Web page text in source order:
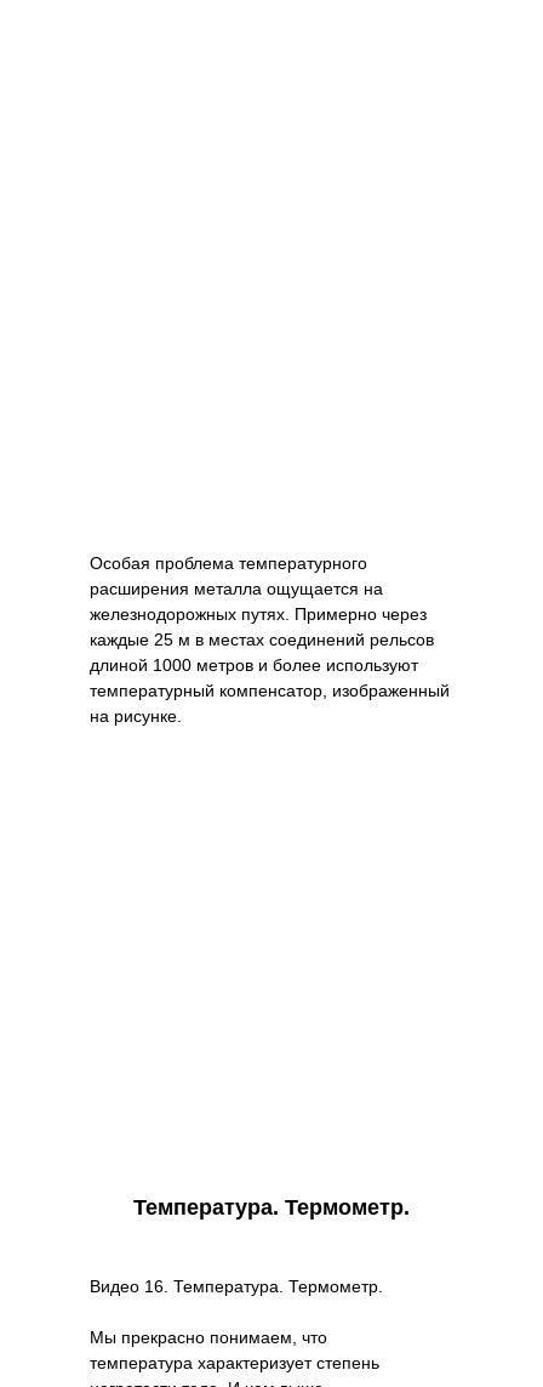
Особая проблема температурного
расширения металла ощущается на
железнодорожных путях. Примерно через
каждые 25 м в местах соединений рельсов
длиной 1000 метров и более используют
температурный компенсатор, изображенный
на рисунке.
Температура. Термометр.
Видео 16. Температура. Термометр.
Мы прекрасно понимаем, что
температура характеризует степень